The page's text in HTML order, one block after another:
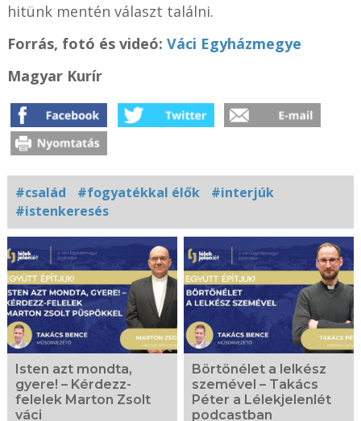
hitünk mentén választ találni.
Forrás, fotó és videó: Váci Egyházmegye
Magyar Kurír
#család #fogyatékkal élők
#interjúk
#istenkeresés
Kapcsolódó
fotógaléria
Isten azt mondta,
gyere! – Kérdezz-
felelek Marton Zsolt
váci
Börtönélet a lelkész
szemével – Takács
Péter a Lélekjelenlét
podcastban